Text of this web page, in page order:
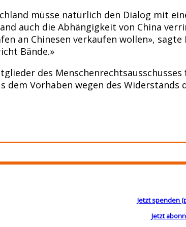
müsse natürlich den Dialog mit
auch die Abhängigkeit von China
an Chinesen verkaufen wollen»,
Bände.»
des
dem Vorhaben wegen des
Jetzt spenden
Jetzt